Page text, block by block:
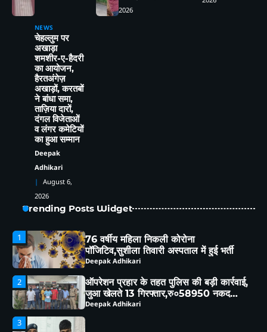
2026
NEWS
चेहल्लुम पर
अखाड़ा
शमशीर-ए-हैदरी
का आयोजन,
हैरतअंगेज़
अखाड़ों, करतबों
ने बांधा समा,
ताज़िया दारों,
दंगल विजेताओं
व लंगर कमेटियों
का हुआ सम्मान
Deepak
Adhikari
August 6,
2026
Trending Posts Widgetपॉजिटिव,सुशीला तिवारी अस्पताल में हुई भर्ती
2
ऑपरेशन प्रहार के तहत पुलिस की बड़ी कार्रवाई,
जुआ खेलते 13 गिरफ्तार,रु०58950 नकद
बरामद
Deepak Adhikari
3
नैनीताल पुलिस का ऑपरेशन प्रहार, अवैध तमंचे
के साथ प्रिंस गिरफ्तार
Deepak Adhikari